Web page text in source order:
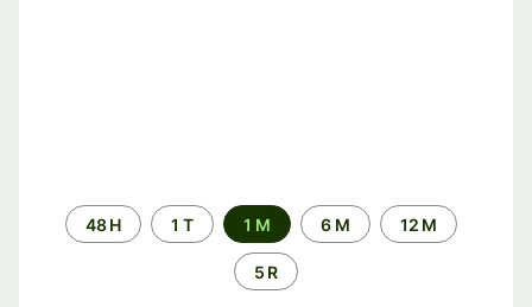
Time
period
48 H 1 T 1 M 6 M 12 M
5 R